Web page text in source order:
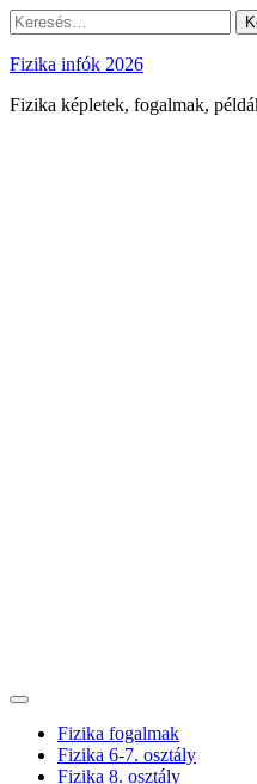
Skip
to
content
Keresés:
Fizika infók 2026
Fizika képletek, fogalmak,
Fizika fogalmak
Fizika 6-7. osztály
Fizika 8. osztály